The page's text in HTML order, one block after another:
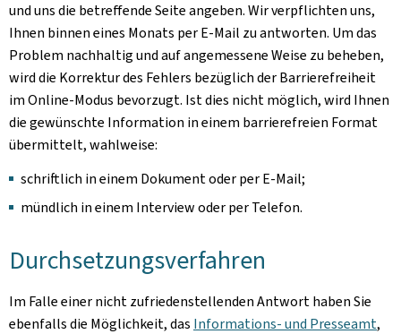
und uns die betreffende Seite angeben. Wir verpflichten uns,
Ihnen binnen eines Monats per E-Mail zu antworten. Um das
Problem nachhaltig und auf angemessene Weise zu beheben,
wird die Korrektur des Fehlers bezüglich der Barrierefreiheit
im Online-Modus bevorzugt. Ist dies nicht möglich, wird Ihnen
die gewünschte Information in einem barrierefreien Format
übermittelt, wahlweise:
schriftlich in einem Dokument oder per E-Mail;
mündlich in einem Interview oder per Telefon.
Durchsetzungsverfahren
Im Falle einer nicht zufriedenstellenden Antwort haben Sie
ebenfalls die Möglichkeit, das Informations- und Presseamt,